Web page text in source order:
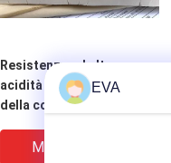
Resistenza ad alta
acidità su ordinazione
della coperta di
dei materiali a
Miglior Prezzo
EVA